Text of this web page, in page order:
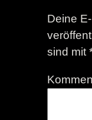
Deine
sind mit